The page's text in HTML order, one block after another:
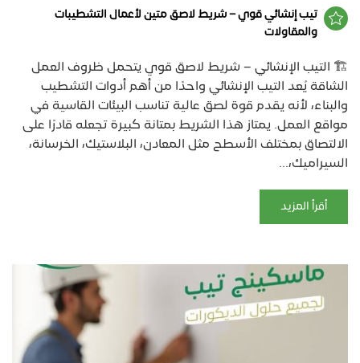
تيب إنشائي قوي – شريط لاصق متين لأعمال التشطيبات
والمقاولات
🏗️ التيب الإنشائي – شريط لاصق قوي يتحمل ظروف العمل
الشاقة يُعد التيب الإنشائي واحدًا من أهم أدوات التشطيب
والبناء، لأنه يقدم قوة لصق عالية تناسب البيئات القاسية في
مواقع العمل. يمتاز هذا الشريط بمتانة كبيرة تجعله قادرًا على
الالتصاق بمختلف الأسطح مثل المعادن، البلاستيك، الخرسانة،
السيراميك،...
أقرأ المزيد